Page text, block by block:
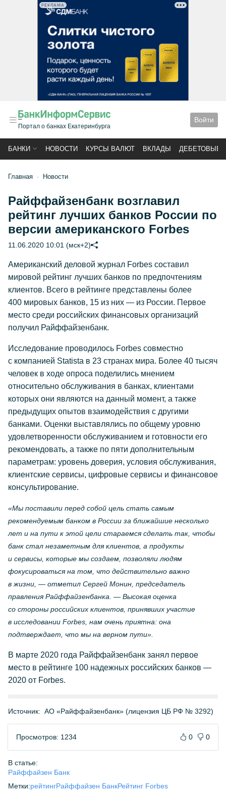
РЕКЛАМА
Портал о банках Екатеринбурга
Войти
БАНКИ НОВОСТИ КУРСЫ ВАЛЮТ ВКЛАДЫ ДЕБЕТОВЫЕ
Главная Новости
Райффайзенбанк возглавил
рейтинг лучших банков России по
версии американского Forbes
11.06.2020 10:01 (мск+2)
Американский деловой журнал Forbes составил
мировой рейтинг лучших банков по предпочтениям
клиентов. Всего в рейтинге представлены более
400 мировых банков, 15 из них — из России. Первое
место среди российских финансовых организаций
получил Райффайзенбанк.
Исследование проводилось Forbes совместно
с компанией Statista в 23 странах мира. Более 40 тысяч
человек в ходе опроса поделились мнением
относительно обслуживания в банках, клиентами
которых они являются на данный момент, а также
предыдущих опытов взаимодействия с другими
банками. Оценки выставлялись по общему уровню
удовлетворенности обслуживанием и готовности его
рекомендовать, а также по пяти дополнительным
параметрам: уровень доверия, условия обслуживания,
клиентские сервисы, цифровые сервисы и финансовое
консультирование.
«Мы поставили перед собой цель стать самым
рекомендуемым банком в России за ближайшие несколько
лет и на пути к этой цели стараемся сделать так, чтобы
банк стал незаметным для клиентов, а продукты
и сервисы, которые мы создаем, позволяли людям
фокусироваться на том, что действительно важно
в жизни, — отметил Сергей Монин, председатель
правления Райффайзенбанка. — Высокая оценка
со стороны российских клиентов, принявших участие
в исследовании Forbes, нам очень приятна: она
подтверждает, что мы на верном пути».
В марте 2020 года Райффайзенбанк занял первое
место в рейтинге 100 надежных российских банков —
2020 от Forbes.
Источник: АО «Райффайзенбанк» (лицензия ЦБ РФ № 3292)
Просмотров: 1234 0 0
В статье:
Райффайзен Банк
Метки:рейтингРайффайзен БанкРейтинг Forbes